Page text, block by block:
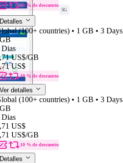
10 % de descuento
5G
Detalles
(100+ countries) • 1 GB • 3 Days
Dias
US$/GB
US$
10 % de descuento
Ver detalles
(100+ countries) • 1 GB • 3 Days
Dias
US$
US$/GB
10 % de descuento
Detalles